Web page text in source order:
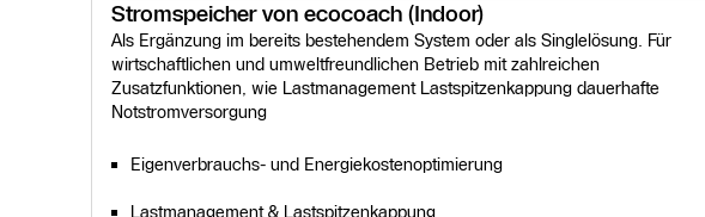
Stromspeicher von ecocoach (Indoor)
Als Ergänzung im bereits bestehendem System oder als Singlelösung. Für
wirtschaftlichen und umweltfreundlichen Betrieb mit zahlreichen
Zusatzfunktionen, wie Lastmanagement Lastspitzenkappung dauerhafte
Notstromversorgung
Eigenverbrauchs- und Energiekostenoptimierung
Lastmanagement & Lastspitzenkappung